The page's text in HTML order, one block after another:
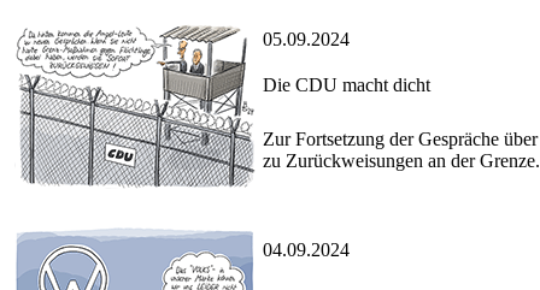
05.09.2024
Die CDU macht dicht
Zur Fortsetzung der Gespräche
zu Zurückweisungen an der Grenze.
04.09.2024